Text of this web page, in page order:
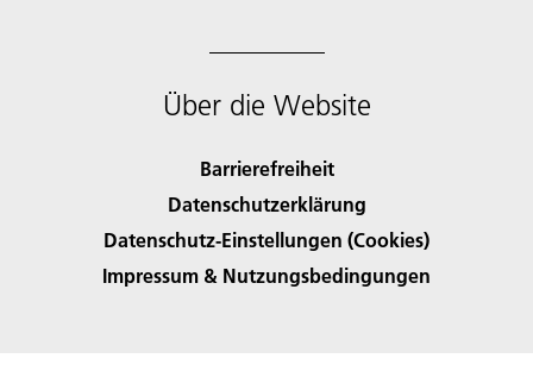
Über die Website
Barrierefreiheit
Datenschutzerklärung
Datenschutz-Einstellungen (Cookies)
Impressum & Nutzungsbedingungen